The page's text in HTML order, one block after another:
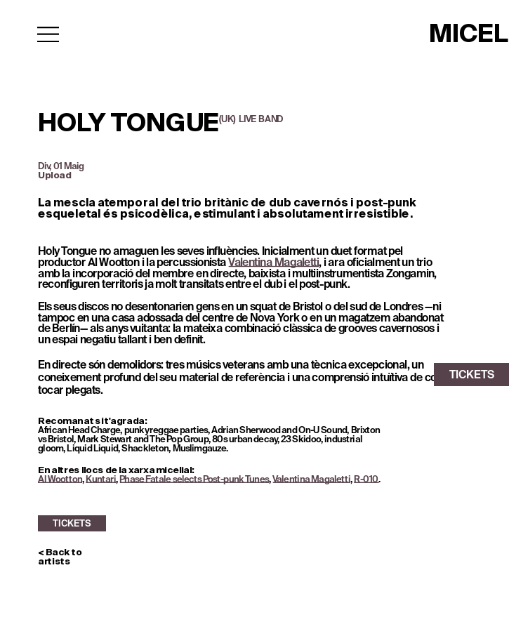
HOLY TONGUE(UK)  LIVE  BAND
TICKETS
TICKETS
MICELI
Div, 01 Maig
Upload
La mescla atemporal del trio britànic de dub cavernós i post-punk
esqueletal és psicodèlica, estimulant i absolutament irresistible.
Holy Tongue no amaguen les seves influències. Inicialment un duet format pel
productor Al Wootton i la percussionista Valentina Magaletti, i ara oficialment un trio
amb la incorporació del membre en directe, baixista i multiinstrumentista Zongamin,
reconfiguren territoris ja molt transitats entre el dub i el post-punk.
Els seus discos no desentonarien gens en un squat de Bristol o del sud de Londres —ni
tampoc en una casa adossada del centre de Nova York o en un magatzem abandonat
de Berlín— als anys vuitanta: la mateixa combinació clàssica de grooves cavernosos i
un espai negatiu tallant i ben definit.
En directe són demolidors: tres músics veterans amb una tècnica excepcional, un
coneixement profund del seu material de referència i una comprensió intuïtiva de com
tocar plegats.
Recomanat si t'agrada:
African Head Charge, punky reggae parties, Adrian Sherwood and On-U Sound, Brixton
vs Bristol, Mark Stewart and The Pop Group, 80s urban decay, 23 Skidoo, industrial
gloom, Liquid Liquid, Shackleton, Muslimgauze.
En altres llocs de la xarxa micelial:
Al Wootton, Kuntari, Phase Fatale selects Post-punk Tunes, Valentina Magaletti, R-010.
< Back to
artists